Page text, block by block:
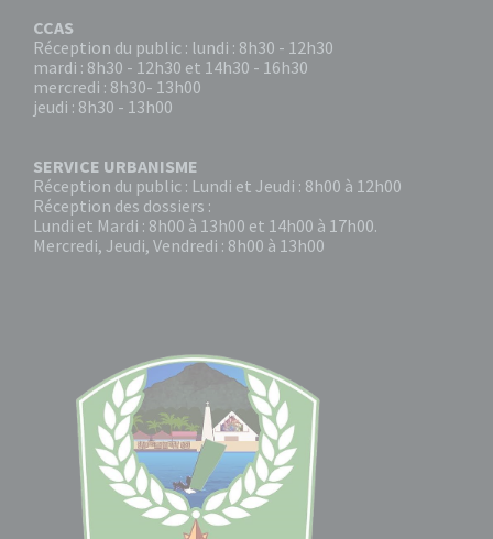
CCAS
Réception du public : lundi : 8h30 - 12h30
mardi : 8h30 - 12h30 et 14h30 - 16h30
mercredi : 8h30- 13h00
jeudi : 8h30 - 13h00
SERVICE URBANISME
Réception du public : Lundi et Jeudi : 8h00 à 12h00
Réception des dossiers :
Lundi et Mardi : 8h00 à 13h00 et 14h00 à 17h00.
Mercredi, Jeudi, Vendredi : 8h00 à 13h00